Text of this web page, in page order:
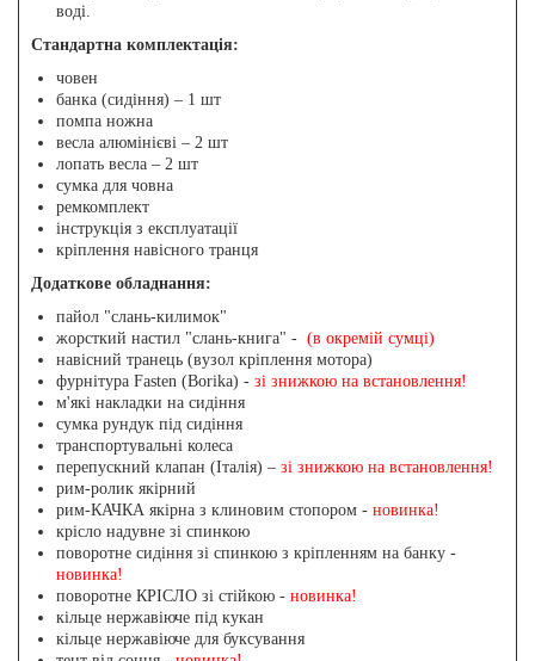
воді.
Стандартна комплектація:
човен
банка (сидіння) – 1 шт
помпа ножна
весла алюмінієві – 2 шт
лопать весла – 2 шт
сумка для човна
ремкомплект
інструкція з експлуатації
кріплення навісного транця
Додаткове обладнання:
пайол "слань-килимок"
жорсткий настил "слань-книга" - (в окремій сумці)
навісний транець (вузол кріплення мотора)
фурнітура Fasten (Borika) - зі знижкою на встановлення!
м'які накладки на сидіння
сумка рундук під сидіння
транспортувальні колеса
перепускний клапан (Італія) – зі знижкою на встановлення!
рим-ролик якірний
рим-КАЧКА якірна з клиновим стопором - новинка!
крісло надувне зі спинкою
поворотне сидіння зі спинкою з кріпленням на банку -
новинка!
поворотне КРІСЛО зі стійкою - новинка!
кільце нержавіюче під кукан
кільце нержавіюче для буксування